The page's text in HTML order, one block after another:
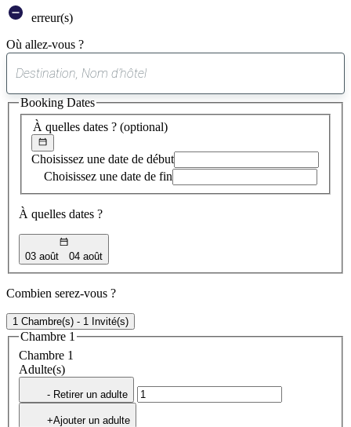
erreur(s)
Où allez-vous ?
suggestion
trouvée
À quelles dates ? (optional)
Choisissez une date de début
Choisissez une date de fin
À quelles dates ?
03 août 04 août
Booking Dates
Combien serez-vous ?
1 Chambre(s) - 1 Invité(s)
Chambre 1
Chambre 1
Adulte(s)
- Retirer un adulte
+Ajouter un adulte